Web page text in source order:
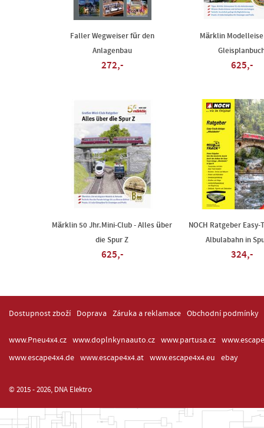
Faller Wegweiser für den
Anlagenbau
272,-
Märklin
625,-
Märklin 50 Jhr.Mini-Club - Alles über
die Spur Z
625,-
NOCH Ratgeber Easy-
Albulabahn in
324,-
Dostupnost zboží Doprava Záruka a reklamace Obchodní podmínky
www.Pneu4x4.cz www.doplnkynaauto.cz www.partusa.cz
www.escape4x4.de
www.escape4x4.at www.escape4x4.eu ebay
© 2015 - 2026, DNA Elektro